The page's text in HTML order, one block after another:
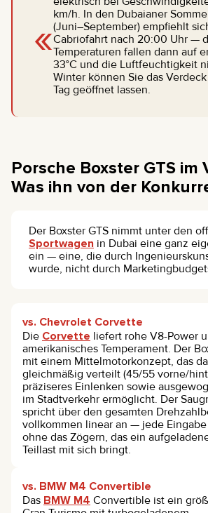
«km/h. In den Dubaianer
(Juni–September) empfiehlt
Cabriofahrt nach 20:00 Uhr —
Temperaturen fallen dann auf
33°C und die Luftfeuchtigkeit
Winter können Sie das
Tag geöffnet lassen.
Porsche Boxster GTS im
Was ihn von der
Der Boxster GTS nimmt unter den
Sportwagen in Dubai eine ganz
ein — eine, die durch
wurde, nicht durch
vs. Chevrolet Corvette
Die Corvette liefert rohe V8-Power
amerikanisches Temperament. Der
mit einem Mittelmotorkonzept, das
gleichmäßig verteilt (45/55 vorne/
präziseres Einlenken sowie
im Stadtverkehr ermöglicht. Der
spricht über den gesamten
vollkommen linear an — jede
ohne das Zögern, das ein
Teillast mit sich bringt.
vs. BMW M4 Convertible
Das BMW M4 Convertible ist ein